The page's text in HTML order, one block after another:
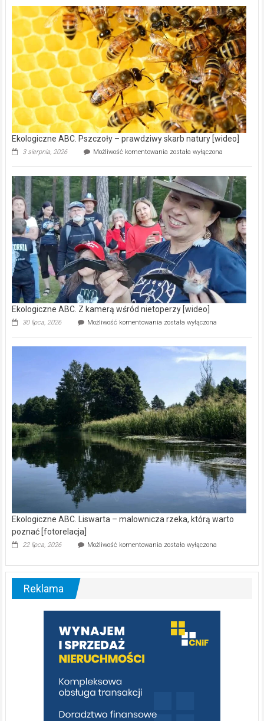
Wręczyca
Wielka
z
dofinansowaniem
ponad
15,6
mln
na
modernizację
oczyszczalni
ścieków
[wideo]
Ekologiczne ABC. Pszczoły – prawdziwy skarb natury [wideo]
3 sierpnia, 2026 Możliwość komentowania Ekologiczne
–
prawdziwy
skarb
natury
[wideo]
została wyłączona
Ekologiczne ABC. Z kamerą wśród nietoperzy [wideo]
30 lipca, 2026 Możliwość komentowania Ekologiczne
kamerą
wśród
została wyłączona
Ekologiczne ABC. Liswarta – malownicza rzeka, którą warto
poznać [fotorelacja]
22 lipca, 2026 Możliwość komentowania Ekologiczne
–
warto
poznać
[fotorelacja]
została wyłączona
Reklama